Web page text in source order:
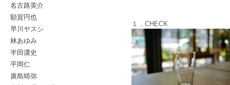
名古路英介
額賀円也
早川ヤスシ
林あゆみ
半田濃史
平岡仁
廣島晴弥
１．CHECK